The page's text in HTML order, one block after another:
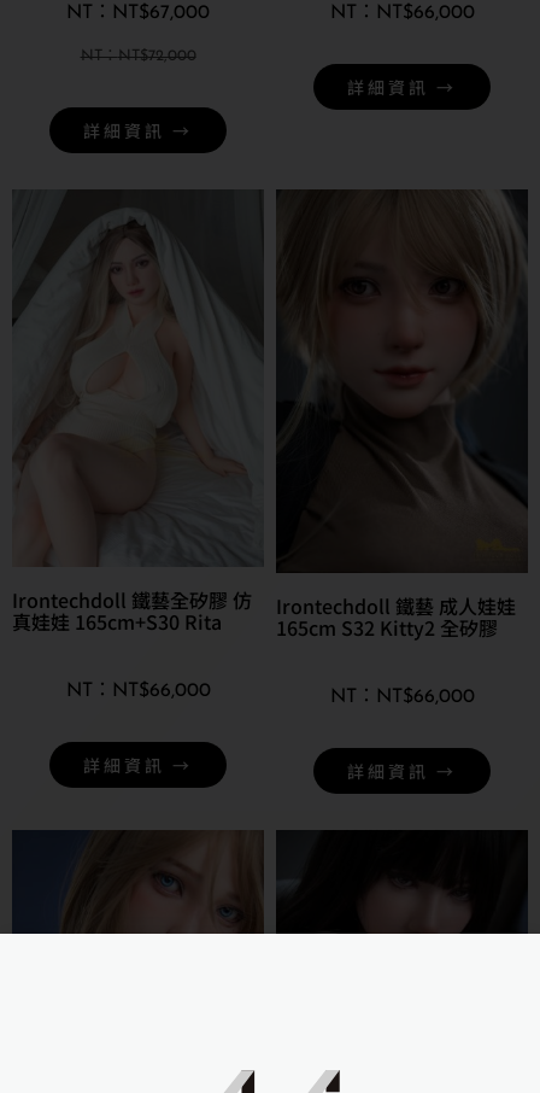
NT$72,000
NT$67,000
詳細資訊 →
NT$66,000
詳細資訊 →
Irontechdoll 鐵藝全矽膠 仿
真娃娃 165cm+S30 Rita
NT$66,000
詳細資訊 →
Irontechdoll 鐵藝 成人娃娃
165cm S32 Kitty2 全矽膠
NT$66,000
詳細資訊 →